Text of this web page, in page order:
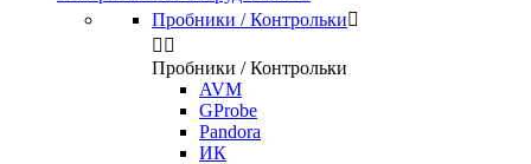
Пробники / Контрольки
 
Пробники / Контрольки
AVM
GProbe
Pandora
ИК